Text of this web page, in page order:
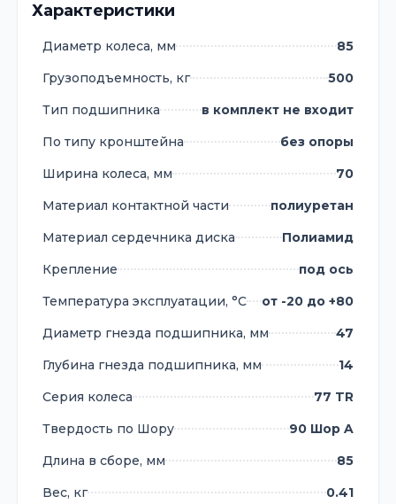
Характеристики
Диаметр колеса, мм
85
Грузоподъемность, кг
500
Тип подшипника
в комплект не входит
По типу кронштейна
без опоры
Ширина колеса, мм
70
Материал контактной части
полиуретан
Материал сердечника диска
Полиамид
Крепление
под ось
Температура эксплуатации, °С
от -20 до +80
Диаметр гнезда подшипника, мм
47
Глубина гнезда подшипника, мм
14
Серия колеса
77 TR
Твердость по Шору
90 Шор A
Длина в сборе, мм
85
Вес, кг
0.41